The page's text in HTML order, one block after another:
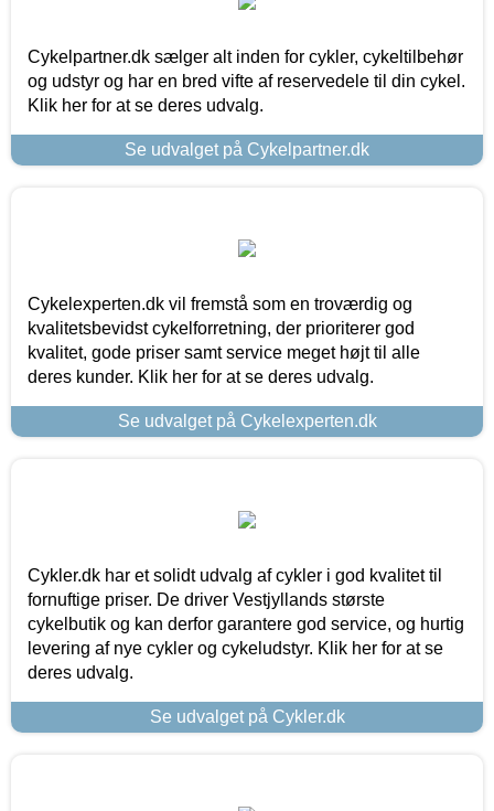
Cykelpartner.dk sælger alt inden for cykler, cykeltilbehør
og udstyr og har en bred vifte af reservedele til din cykel.
Klik her for at se deres udvalg.
Se udvalget på Cykelpartner.dk
Cykelexperten.dk vil fremstå som en troværdig og
kvalitetsbevidst cykelforretning, der prioriterer god
kvalitet, gode priser samt service meget højt til alle
deres kunder. Klik her for at se deres udvalg.
Se udvalget på Cykelexperten.dk
Cykler.dk har et solidt udvalg af cykler i god kvalitet til
fornuftige priser. De driver Vestjyllands største
cykelbutik og kan derfor garantere god service, og hurtig
levering af nye cykler og cykeludstyr. Klik her for at se
deres udvalg.
Se udvalget på Cykler.dk